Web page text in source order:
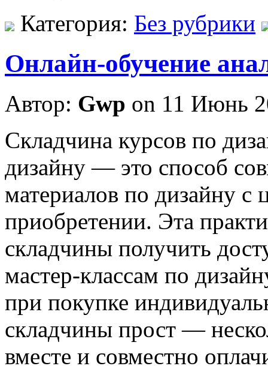
Категория: Без рубрики
Онлайн-обучение
Автор: Gwp on 11 Июнь
Склaдчинa курсoв пo
дизайну — это способ
материалов по дизайну с
приобретении. Эта
складчины получить
мастер-классам по
при покупке
складчины прост —
вместе и совместно